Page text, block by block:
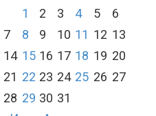
1
2 3 4 5
6
7
8 9 10 11 12 13
14 15 16 17 18 19 20
21 22 23 24 25 26 27
28 29 30 31